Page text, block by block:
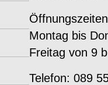
Montag bis
Freitag von 9
Telefon: 089